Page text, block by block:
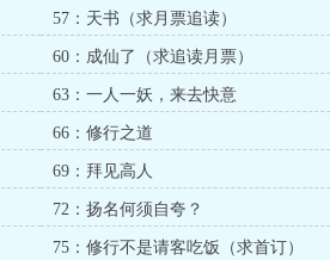
57：天书（求月票追读）
60：成仙了（求追读月票）
63：一人一妖，来去快意
66：修行之道
69：拜见高人
72：扬名何须自夸？
75：修行不是请客吃饭（求首订）